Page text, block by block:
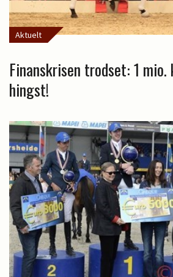
Aktuelt
Finanskrisen trodset: 1
hingst!